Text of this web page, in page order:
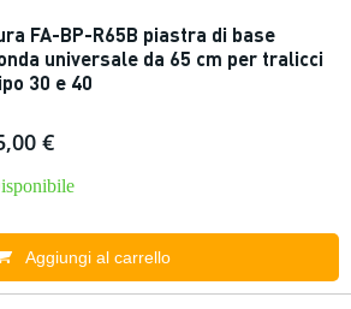
FA-BP-R65B piastra di base
universale da 65 cm per tralicci
30 e 40
€
Aggiungi al carrello